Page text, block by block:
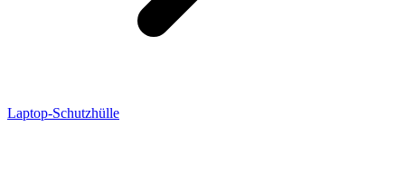
Laptop-Schutzhülle